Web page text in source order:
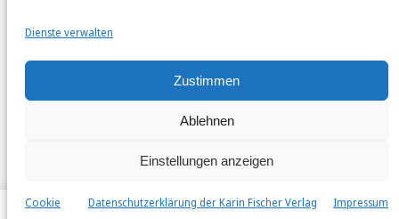
Dienste verwalten
Zustimmen
Ablehnen
Einstellungen anzeigen
Cookie
Datenschutzerklärung der Karin Fischer Verlag
Impressum